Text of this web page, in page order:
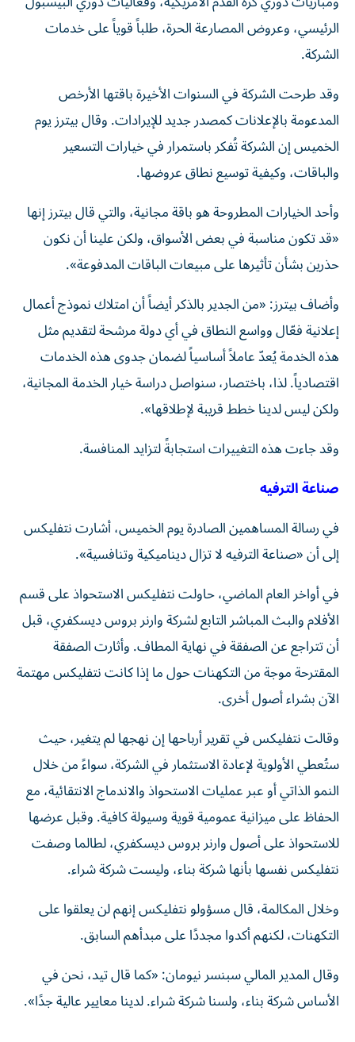
الرئيسي، وعروض المصارعة الحرة، طلباً قوياً على خدمات
الشركة.
وقد طرحت الشركة في السنوات الأخيرة باقتها الأرخص
المدعومة بالإعلانات كمصدر جديد للإيرادات. وقال بيترز يوم
الخميس إن الشركة تُفكر باستمرار في خيارات التسعير
والباقات، وكيفية توسيع نطاق عروضها.
وأحد الخيارات المطروحة هو باقة مجانية، والتي قال بيترز إنها
«قد تكون مناسبة في بعض الأسواق، ولكن علينا أن نكون
حذرين بشأن تأثيرها على مبيعات الباقات المدفوعة».
وأضاف بيترز: «من الجدير بالذكر أيضاً أن امتلاك نموذج أعمال
إعلانية فعّال وواسع النطاق في أي دولة مرشحة لتقديم مثل
هذه الخدمة يُعدّ عاملاً أساسياً لضمان جدوى هذه الخدمات
اقتصادياً. لذا، باختصار، سنواصل دراسة خيار الخدمة المجانية،
ولكن ليس لدينا خطط قريبة لإطلاقها».
وقد جاءت هذه التغييرات استجابةً لتزايد المنافسة.
صناعة الترفيه
في رسالة المساهمين الصادرة يوم الخميس، أشارت نتفليكس
إلى أن «صناعة الترفيه لا تزال ديناميكية وتنافسية».
في أواخر العام الماضي، حاولت نتفليكس الاستحواذ على قسم
الأفلام والبث المباشر التابع لشركة وارنر بروس ديسكفري، قبل
أن تتراجع عن الصفقة في نهاية المطاف. وأثارت الصفقة
المقترحة موجة من التكهنات حول ما إذا كانت نتفليكس مهتمة
الآن بشراء أصول أخرى.
وقالت نتفليكس في تقرير أرباحها إن نهجها لم يتغير، حيث
ستُعطي الأولوية لإعادة الاستثمار في الشركة، سواءً من خلال
النمو الذاتي أو عبر عمليات الاستحواذ والاندماج الانتقائية، مع
الحفاظ على ميزانية عمومية قوية وسيولة كافية. وقبل عرضها
للاستحواذ على أصول وارنر بروس ديسكفري، لطالما وصفت
نتفليكس نفسها بأنها شركة بناء، وليست شركة شراء.
وخلال المكالمة، قال مسؤولو نتفليكس إنهم لن يعلقوا على
التكهنات، لكنهم أكدوا مجددًا على مبدأهم السابق.
وقال المدير المالي سبنسر نيومان: «كما قال تيد، نحن في
الأساس شركة بناء، ولسنا شركة شراء. لدينا معايير عالية جدًا».